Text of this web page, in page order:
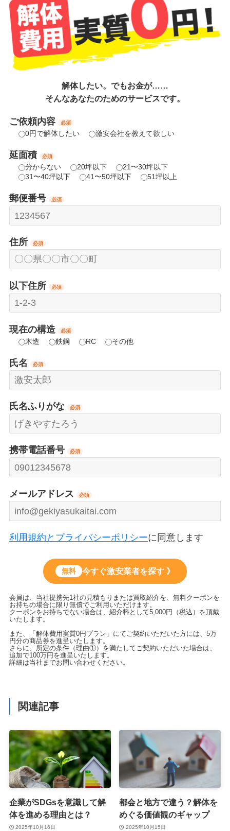
解体したい。でもお金が……
そんなあなたのためのサービスです。
ご依頼内容 必須
0円で解体したい 激安会社を教えて欲しい
延面積 必須
分からない 20坪以下
21〜30坪以下
31〜40坪以下
41〜50坪以下 51坪以上
郵便番号 必須
住所 必須
以下住所 必須
現在の構造 必須
木造 鉄鋼 RC その他
氏名 必須
氏名ふりがな 必須
携帯電話番号 必須
メールアドレス 必須
利用規約とプライバシーポリシーに同意します
無料 今すぐ激安業者を探す 》
会員は、当社提携先1社の見積もりまたは買取紹介を、無料クーポンを
お持ちの場合に限り無償でご利用いただけます。
クーポンをお持ちでない場合は、紹介料として5,000円（税込）を頂戴
いたします。
また、「解体費用実質0円プラン」にてご契約いただいた方には、5万
円分の商品券を進呈いたします。
さらに、所定の条件（理由①）を満たしてご契約いただいた場合は、
追加で100万円を進呈いたします。
詳細は当社までお問い合わせください。
関連記事
企業がSDGsを意識して解
体を進める理由とは？
2025年10月16日
都会と地方で違う？解体を
めぐる価値観のギャップ
2025年10月15日